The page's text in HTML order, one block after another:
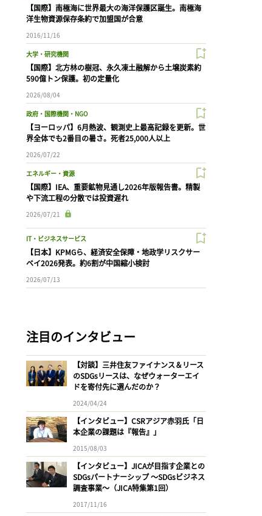
【国際】南極海に世界最大の海洋保護区誕生。南極海
洋生物資源保存条約で加盟国が合意
2016/11/16
大学・研究機関
【国際】北方林の樹冠、永久凍土融解から土壌炭素約
590億トン保護。初の定量化
2026/08/04
政府・国際機関・NGO
【ヨーロッパ】6月熱波、観測史上最高記録を更新。世
界全体でも2番目の暑さ。死者25,000人以上
2026/07/22
エネルギー・資源
【国際】IEA、重要鉱物見通し2026年版報告書。精製
や下流工程の分散では投資遅れ
2026/07/21
IT・ビジネスサービス
【日本】KPMGら、経済安全保障・地政学リスクサー
ベイ2026発表。約6割が中国縮小検討
2026/07/13
注目のインタビュー
【対談】三井住友ファイナンス＆リース
のSDGsリースは、なぜウォーターエイ
ドを寄付先に選んだのか？
2024/04/24
【インタビュー】CSRアジア赤羽氏「日
本企業の課題は『報告』」
2015/08/03
【インタビュー】JICAが目指す企業との
SDGsパートナーシップ 〜SDGsビジネス
調査事業〜（JICA特集第1回）
2017/11/16